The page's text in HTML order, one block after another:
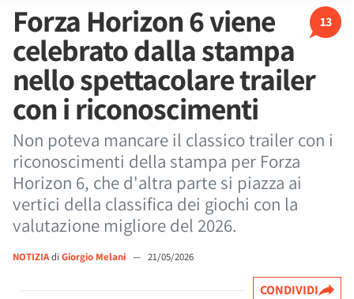
13
Forza Horizon 6 viene
celebrato dalla stampa
nello spettacolare trailer
con i riconoscimenti
Non poteva mancare il classico trailer con i
riconoscimenti della stampa per Forza
Horizon 6, che d'altra parte si piazza ai
vertici della classifica dei giochi con la
valutazione migliore del 2026.
NOTIZIAdi Giorgio Melani — 21/05/2026
CONDIVIDI